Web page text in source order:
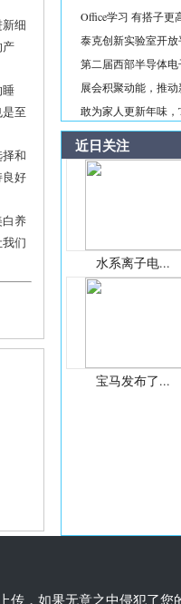
细
产
睡
至
和
好
养
们
Office学习 有搭子更
泰克创新实验室开放
第二届西部半导体电
展会积聚动能，推
敢为家人更新年味
近日关注
水系离子电...
宝马发布了...
传，如果无意之中侵犯了您